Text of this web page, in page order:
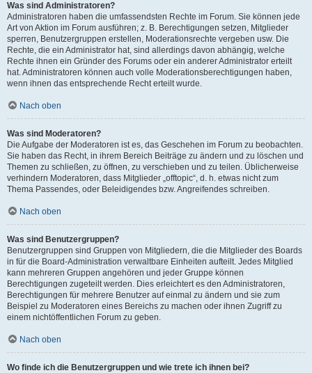
Was sind Administratoren?
Administratoren haben die umfassendsten Rechte im Forum. Sie können jede
Art von Aktion im Forum ausführen; z. B. Berechtigungen setzen, Mitglieder
sperren, Benutzergruppen erstellen, Moderationsrechte vergeben usw. Die
Rechte, die ein Administrator hat, sind allerdings davon abhängig, welche
Rechte ihnen ein Gründer des Forums oder ein anderer Administrator erteilt
hat. Administratoren können auch volle Moderationsberechtigungen haben,
wenn ihnen das entsprechende Recht erteilt wurde.
Nach oben
Was sind Moderatoren?
Die Aufgabe der Moderatoren ist es, das Geschehen im Forum zu beobachten.
Sie haben das Recht, in ihrem Bereich Beiträge zu ändern und zu löschen und
Themen zu schließen, zu öffnen, zu verschieben und zu teilen. Üblicherweise
verhindern Moderatoren, dass Mitglieder „offtopic“, d. h. etwas nicht zum
Thema Passendes, oder Beleidigendes bzw. Angreifendes schreiben.
Nach oben
Was sind Benutzergruppen?
Benutzergruppen sind Gruppen von Mitgliedern, die die Mitglieder des Boards
in für die Board-Administration verwaltbare Einheiten aufteilt. Jedes Mitglied
kann mehreren Gruppen angehören und jeder Gruppe können
Berechtigungen zugeteilt werden. Dies erleichtert es den Administratoren,
Berechtigungen für mehrere Benutzer auf einmal zu ändern und sie zum
Beispiel zu Moderatoren eines Bereichs zu machen oder ihnen Zugriff zu
einem nichtöffentlichen Forum zu geben.
Nach oben
Wo finde ich die Benutzergruppen und wie trete ich ihnen bei?